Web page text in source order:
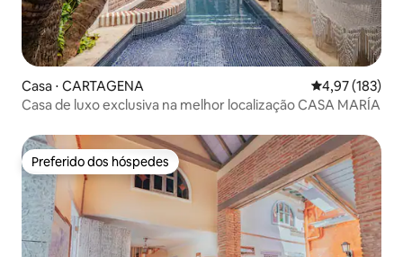
Casa ⋅ CARTAGENA 4,97 de uma
4,97 (183)
Casa de luxo exclusiva na melhor localização CASA MARÍA
Preferido dos hóspedes
Preferido dos hóspedes